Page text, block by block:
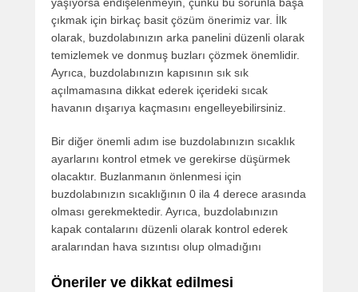
yaşıyorsa endişelenmeyin, çünkü bu sorunla başa
çıkmak için birkaç basit çözüm önerimiz var. İlk
olarak, buzdolabınızın arka panelini düzenli olarak
temizlemek ve donmuş buzları çözmek önemlidir.
Ayrıca, buzdolabınızın kapısının sık sık
açılmamasına dikkat ederek içerideki sıcak
havanın dışarıya kaçmasını engelleyebilirsiniz.
Bir diğer önemli adım ise buzdolabınızın sıcaklık
ayarlarını kontrol etmek ve gerekirse düşürmek
olacaktır. Buzlanmanın önlenmesi için
buzdolabınızın sıcaklığının 0 ila 4 derece arasında
olması gerekmektedir. Ayrıca, buzdolabınızın
kapak contalarını düzenli olarak kontrol ederek
aralarından hava sızıntısı olup olmadığını
Öneriler ve dikkat edilmesi